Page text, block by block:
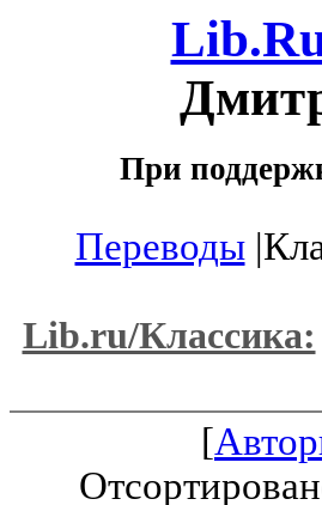
При
Переводы
Lib.ru/Классика:
[